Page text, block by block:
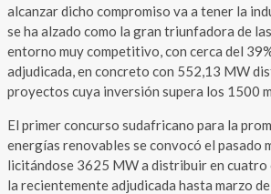
alcanzar dicho compromiso va a tener la
se ha alzado como la gran triunfadora de
entorno muy competitivo, con cerca del
adjudicada, en concreto con 552,13 MW
proyectos cuya inversión supera los 1500
El primer concurso sudafricano para la
energías renovables se convocó el pasado
licitándose 3625 MW a distribuir en
la recientemente adjudicada hasta marzo